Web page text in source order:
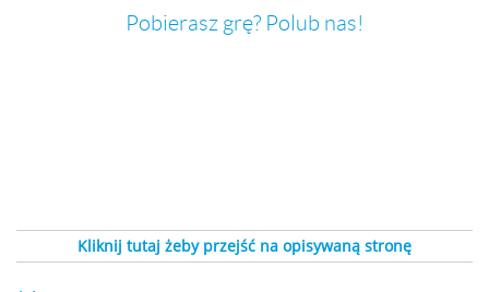
Pobierasz grę? Polub nas!
Kliknij tutaj żeby przejść na opisywaną stronę